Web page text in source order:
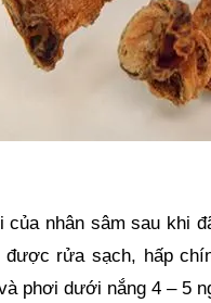
của nhân sâm sau khi
rửa sạch, hấp
phơi dưới nắng 4 – 5